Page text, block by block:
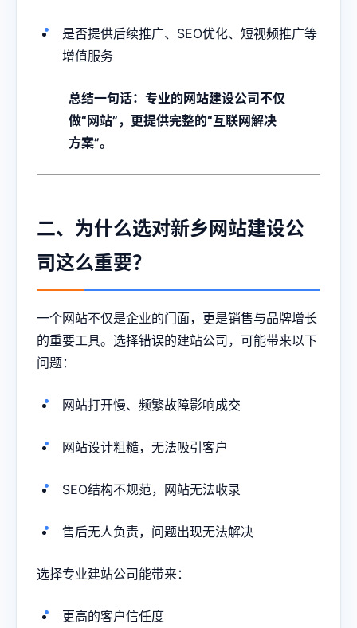
是否提供后续推广、SEO优化、短视频推广等
增值服务
总结一句话：专业的网站建设公司不仅
做“网站”，更提供完整的“互联网解决
方案”。
二、为什么选对新乡网站建设公
司这么重要？
一个网站不仅是企业的门面，更是销售与品牌增长
的重要工具。选择错误的建站公司，可能带来以下
问题：
网站打开慢、频繁故障影响成交
网站设计粗糙，无法吸引客户
SEO结构不规范，网站无法收录
售后无人负责，问题出现无法解决
选择专业建站公司能带来：
更高的客户信任度